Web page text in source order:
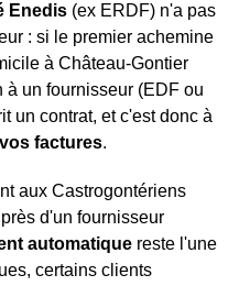
Enedis (ex ERDF) n'a pas
: si le premier achemine
à Château-Gontier
à un fournisseur (EDF ou
un contrat, et c'est donc à
factures.
aux Castrogontériens
d'un fournisseur
automatique reste l'une
certains clients